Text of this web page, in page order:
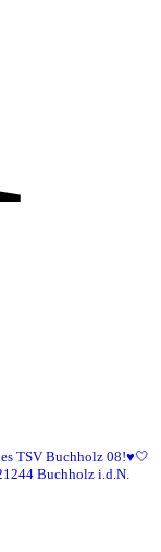
TSV Buchholz 08!♥️🤍
Buchholz i.d.N.